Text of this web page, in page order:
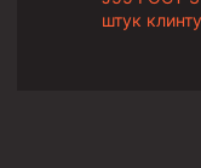
Переводники
штук